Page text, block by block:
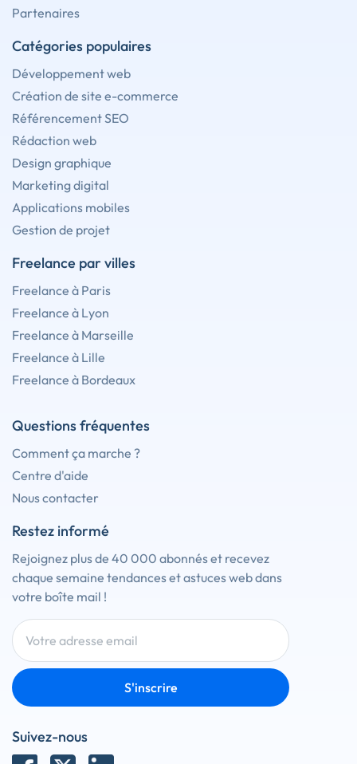
Partenaires
Catégories populaires
Développement web
Création de site e-commerce
Référencement SEO
Rédaction web
Design graphique
Marketing digital
Applications mobiles
Gestion de projet
Freelance par villes
Freelance à Paris
Freelance à Lyon
Freelance à Marseille
Freelance à Lille
Freelance à Bordeaux
Questions fréquentes
Comment ça marche ?
Centre d'aide
Nous contacter
Restez informé
Rejoignez plus de 40 000 abonnés et recevez
chaque semaine tendances et astuces web dans
votre boîte mail !
S'inscrire
Suivez-nous